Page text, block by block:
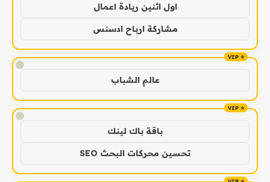
اول اثنين ريادة اعمال
مشاركة ارباح ادسنس
!
عالم الشباب
!
باقة باك لينك
تحسين محركات البحث SEO